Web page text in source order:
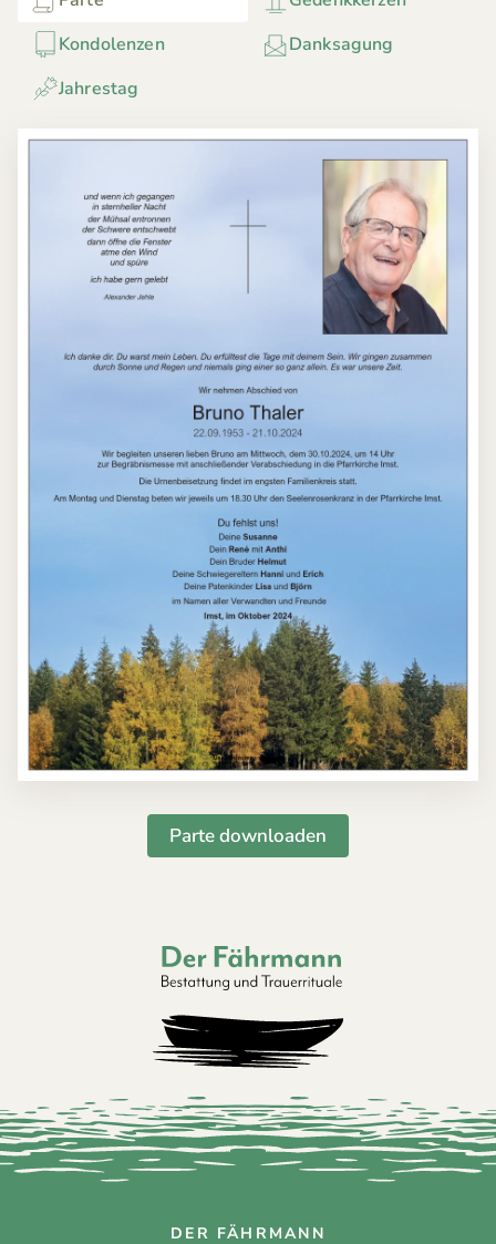
Kondolenzen
Danksagung
Jahrestag
Parte downloaden
Der Fährmann - Bestattung und
DER FÄHRMANN